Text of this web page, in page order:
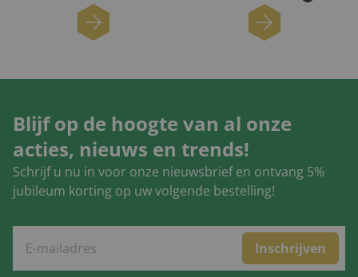
Blijf op de hoogte van al onze
acties, nieuws en trends!
Schrijf u nu in voor onze nieuwsbrief en ontvang 5%
jubileum korting op uw volgende bestelling!
Inschrijven